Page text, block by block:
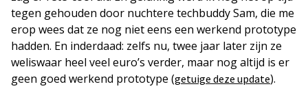
tegen gehouden door nuchtere techbuddy Sam, die me
erop wees dat ze nog niet eens een werkend prototype
hadden. En inderdaad: zelfs nu, twee jaar later zijn ze
weliswaar heel veel euro’s verder, maar nog altijd is er
geen goed werkend prototype (getuige deze update).